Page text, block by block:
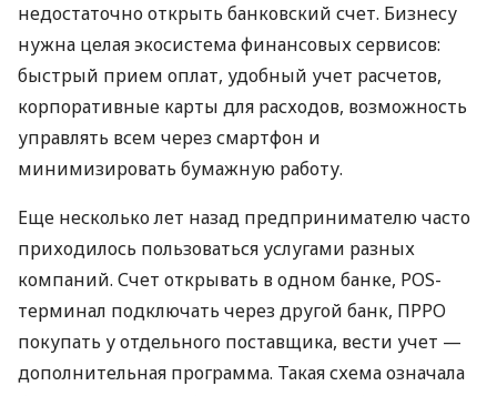
недостаточно открыть банковский счет. Бизнесу
нужна целая экосистема финансовых сервисов:
быстрый прием оплат, удобный учет расчетов,
корпоративные карты для расходов, возможность
управлять всем через смартфон и
минимизировать бумажную работу.
Еще несколько лет назад предпринимателю часто
приходилось пользоваться услугами разных
компаний. Счет открывать в одном банке, POS-
терминал подключать через другой банк, ПРРО
покупать у отдельного поставщика, вести учет —
дополнительная программа. Такая схема означала